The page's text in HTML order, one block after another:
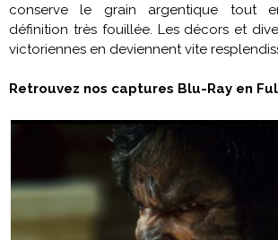
conserve le grain argentique tout
définition très fouillée. Les décors et
victoriennes en deviennent vite
Retrouvez nos captures Blu-Ray en